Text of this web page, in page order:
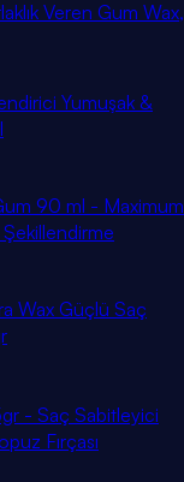
Veren Gum Wax,
Yumuşak &
90 ml - Maximum
Wax Güçlü Saç
- Saç Sabitleyici
Fırçası